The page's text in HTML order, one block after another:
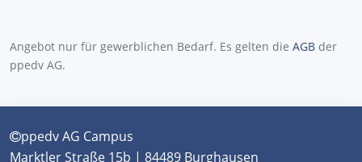
Angebot nur für gewerblichen Bedarf. Es gelten die AGB der
ppedv AG.
ppedv AG Campus
Marktler Straße 15b | 84489 Burghausen